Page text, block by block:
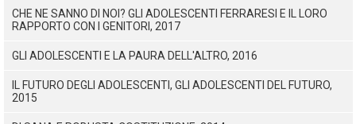
CHE NE SANNO DI NOI? GLI ADOLESCENTI FERRARESI E IL LORO
RAPPORTO CON I GENITORI, 2017
GLI ADOLESCENTI E LA PAURA DELL'ALTRO, 2016
IL FUTURO DEGLI ADOLESCENTI, GLI ADOLESCENTI DEL FUTURO,
2015